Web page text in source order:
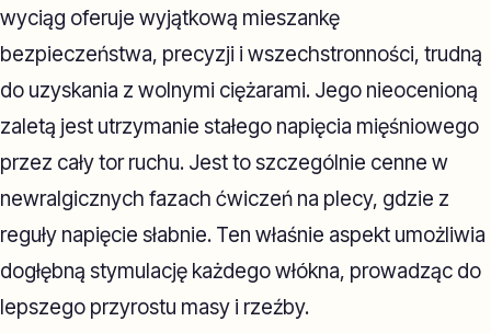
wyciąg oferuje wyjątkową mieszankę
bezpieczeństwa, precyzji i wszechstronności, trudną
do uzyskania z wolnymi ciężarami. Jego nieocenioną
zaletą jest utrzymanie stałego napięcia mięśniowego
przez cały tor ruchu. Jest to szczególnie cenne w
newralgicznych fazach ćwiczeń na plecy, gdzie z
reguły napięcie słabnie. Ten właśnie aspekt umożliwia
dogłębną stymulację każdego włókna, prowadząc do
lepszego przyrostu masy i rzeźby.